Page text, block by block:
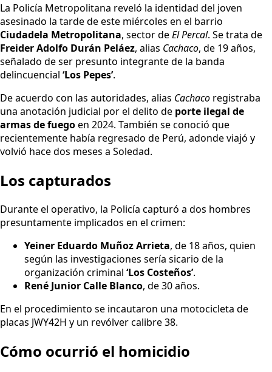
La Policía Metropolitana reveló la identidad del joven
asesinado la tarde de este miércoles en el barrio
Ciudadela Metropolitana, sector deEl Percal. Se trata de
Freider Adolfo Durán Peláez, alias Cachaco, de 19 años,
señalado de ser presunto integrante de la banda
delincuencial ‘Los Pepes’.
De acuerdo con las autoridades, alias Cachaco registraba
una anotación judicial por el delito de porte ilegal de
armas de fuegoen 2024. También se conoció que
recientemente había regresado de Perú, adonde viajó y
volvió hace dos meses a Soledad.
Los capturados
Durante el operativo, la Policía capturó a dos hombres
presuntamente implicados en el crimen:
Yeiner Eduardo Muñoz Arrieta, de 18 años, quien
según las investigaciones sería sicario de la
organización criminal ‘Los Costeños’.
René Junior Calle Blanco, de 30 años.
En el procedimiento se incautaron una motocicleta de
placas JWY42H y un revólver calibre 38.
Cómo ocurrió el homicidio